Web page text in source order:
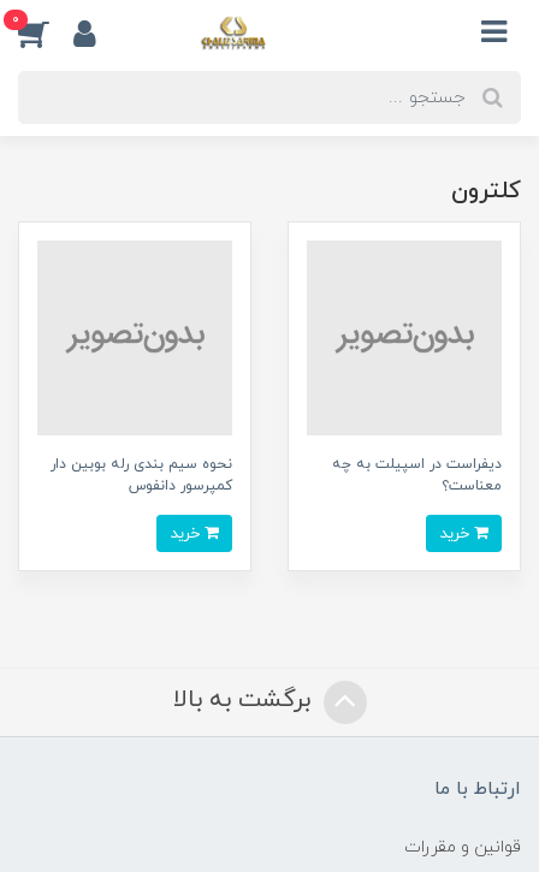
0
کلترون
ديفراست در اسپيلت به چه
معناست؟
نحوه سیم بندی رله بوبین دار
کمپرسور دانفوس
برگشت به بالا
ارتباط با ما
قوانین و مقررات